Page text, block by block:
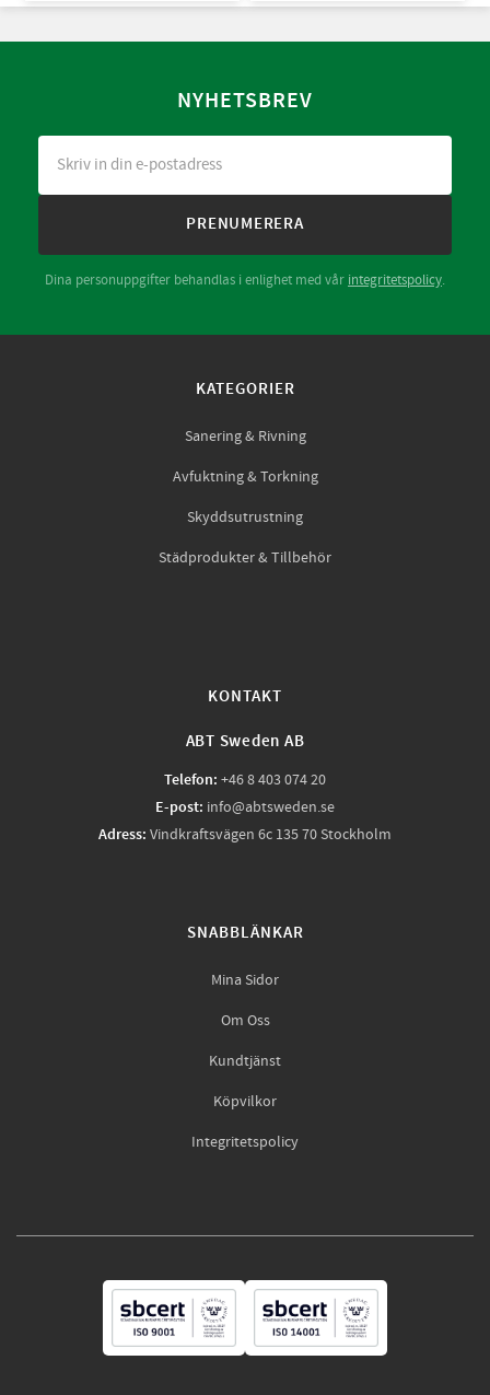
NYHETSBREV
PRENUMERERA
Dina personuppgifter behandlas i enlighet med vår integritetspolicy.
KATEGORIER
Sanering & Rivning
Avfuktning & Torkning
Skyddsutrustning
Städprodukter & Tillbehör
KONTAKT
ABT Sweden AB
Telefon: +46 8 403 074 20
E-post: info@abtsweden.se
Adress: Vindkraftsvägen 6c 135 70 Stockholm
SNABBLÄNKAR
Mina Sidor
Om Oss
Kundtjänst
Köpvilkor
Integritetspolicy